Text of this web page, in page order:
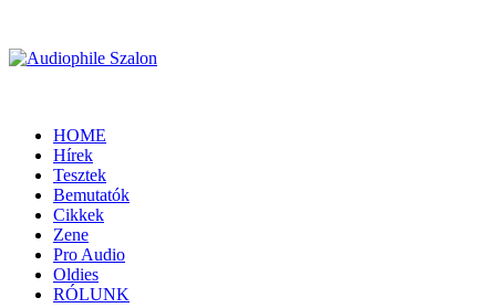
HOME
Hírek
Tesztek
Bemutatók
Cikkek
Zene
Pro Audio
Oldies
RÓLUNK